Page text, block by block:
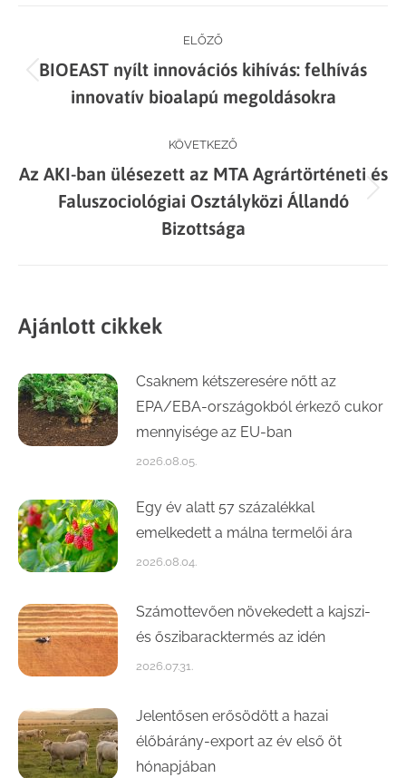
navigation
ELŐZŐ
Previous
post:
BIOEAST nyílt innovációs kihívás: felhívás
innovatív bioalapú megoldásokra
KÖVETKEZŐ
Next
post:
Az AKI-ban ülésezett az MTA Agrártörténeti és
Faluszociológiai Osztályközi Állandó
Bizottsága
Ajánlott cikkek
Csaknem kétszeresére nőtt az
EPA/EBA-országokból érkező cukor
mennyisége az EU-ban
2026.08.05.
Egy év alatt 57 százalékkal
emelkedett a málna termelői ára
2026.08.04.
Számottevően növekedett a kajszi-
és őszibaracktermés az idén
2026.07.31.
Jelentősen erősödött a hazai
élőbárány-export az év első öt
hónapjában